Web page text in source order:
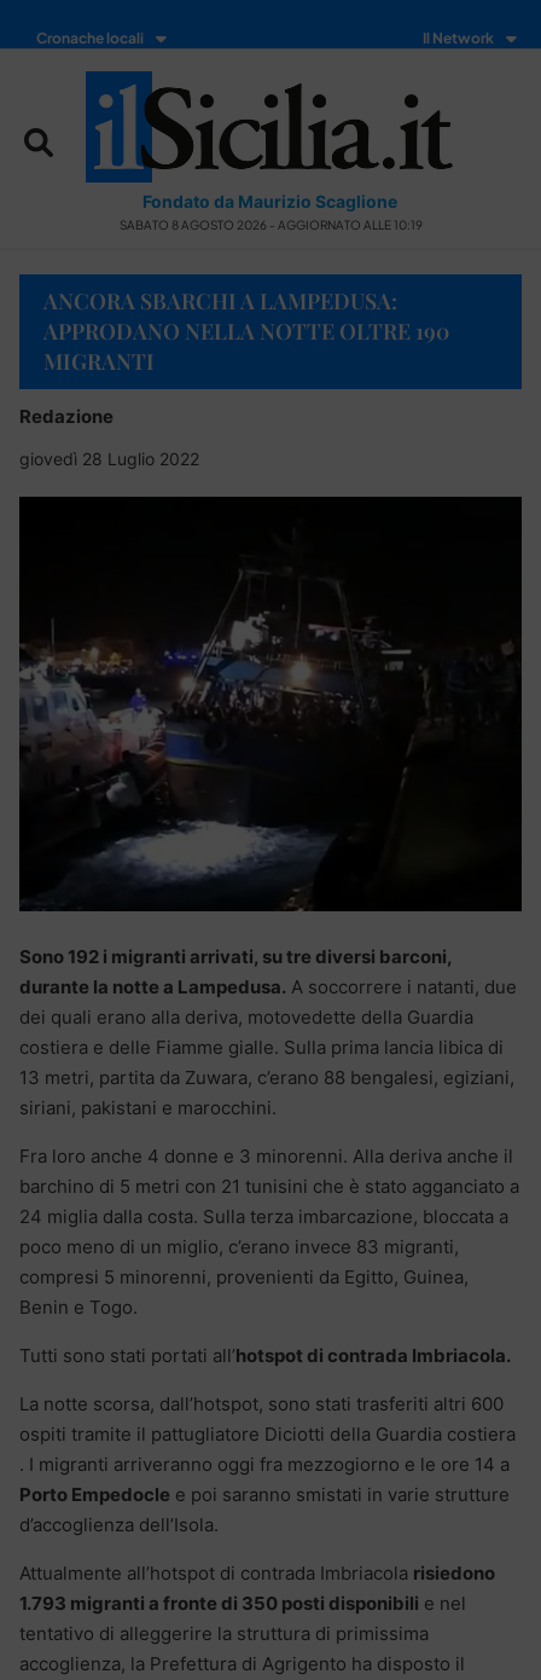
Cronache locali Il Network
Fondato da Maurizio Scaglione
SABATO 8 AGOSTO 2026 - AGGIORNATO ALLE 10:19
ANCORA SBARCHI A LAMPEDUSA:
APPRODANO NELLA NOTTE OLTRE 190
MIGRANTI
Redazione
giovedì 28 Luglio 2022
Sono 192 i migranti arrivati, su tre diversi barconi,
durante la notte a Lampedusa. A soccorrere i natanti, due
dei quali erano alla deriva, motovedette della Guardia
costiera e delle Fiamme gialle. Sulla prima lancia libica di
13 metri, partita da Zuwara, c’erano 88 bengalesi, egiziani,
siriani, pakistani e marocchini.
Fra loro anche 4 donne e 3 minorenni. Alla deriva anche il
barchino di 5 metri con 21 tunisini che è stato agganciato a
24 miglia dalla costa. Sulla terza imbarcazione, bloccata a
poco meno di un miglio, c’erano invece 83 migranti,
compresi 5 minorenni, provenienti da Egitto, Guinea,
Benin e Togo.
Tutti sono stati portati all’hotspot di contrada Imbriacola.
La notte scorsa, dall’hotspot, sono stati trasferiti altri 600
ospiti tramite il pattugliatore Diciotti della Guardia costiera
. I migranti arriveranno oggi fra mezzogiorno e le ore 14 a
Porto Empedocle e poi saranno smistati in varie strutture
d’accoglienza dell’Isola.
Attualmente all’hotspot di contrada Imbriacola risiedono
1.793 migranti a fronte di 350 posti disponibili e nel
tentativo di alleggerire la struttura di primissima
accoglienza, la Prefettura di Agrigento ha disposto il